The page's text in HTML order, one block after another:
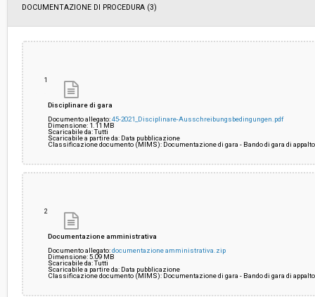
DOCUMENTAZIONE DI PROCEDURA (3)
1
Disciplinare di gara
Documento allegato:45-2021_Disciplinare-Ausschreibungsbedingungen.pdf
Dimensione: 1.11 MB
Scaricabile da: Tutti
Scaricabile a partire da: Data pubblicazione
Classificazione documento (MIMS): Documentazione di gara - Bando di gara di
2
Documentazione amministrativa
Documento allegato:documentazione amministrativa.zip
Dimensione: 5.09 MB
Scaricabile da: Tutti
Scaricabile a partire da: Data pubblicazione
Classificazione documento (MIMS): Documentazione di gara - Bando di gara di